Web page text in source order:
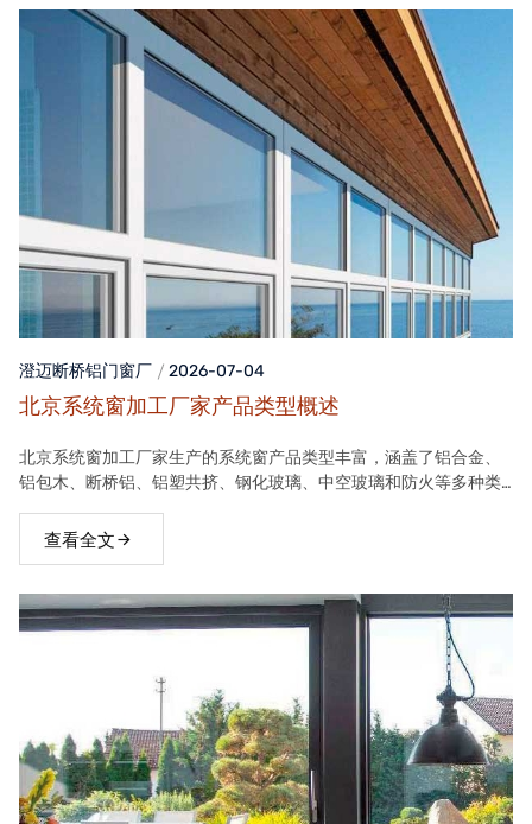
澄迈断桥铝门窗厂 2026-07-04
北京系统窗加工厂家产品类型概述
北京系统窗加工厂家生产的系统窗产品类型丰富，涵盖了铝合金、
铝包木、断桥铝、铝塑共挤、钢化玻璃、中空玻璃和防火等多种类
满足不同客户的需求。
查看全文